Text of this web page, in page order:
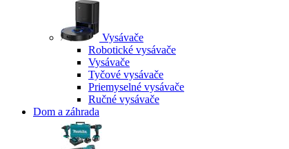
Vysávače
Robotické vysávače
Vysávače
Tyčové vysávače
Priemyselné vysávače
Ručné vysávače
Dom a záhrada